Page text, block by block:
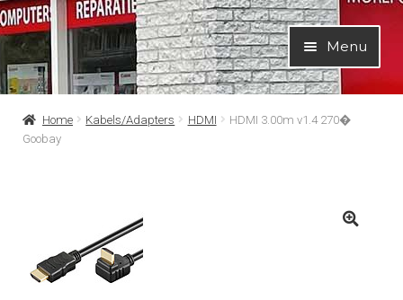
Ga
door
naar
navigatie
Ga
naar
de
inhoud
Menu
Home Kabels/Adapters HDMI
HDMI 3.00m v1.4 270�
Goobay